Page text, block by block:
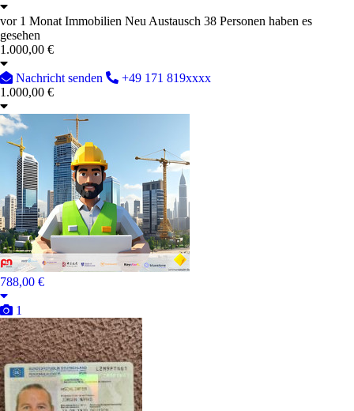
vor 1 Monat Immobilien Neu Austausch 38 Personen haben es
gesehen
1.000,00 €
Nachricht senden
+49 171 819xxxx
1.000,00 €
788,00 €
1